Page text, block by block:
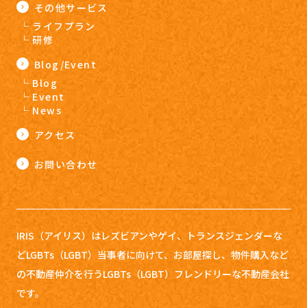
その他サービス
ライフプラン
研修
Blog/Event
Blog
Event
News
アクセス
お問い合わせ
IRIS（アイリス）はレズビアンやゲイ、トランスジェンダーな
どLGBTs（LGBT）当事者に向けて、お部屋探し、 物件購入など
の不動産仲介を行うLGBTs（LGBT）フレンドリーな不動産会社
です。